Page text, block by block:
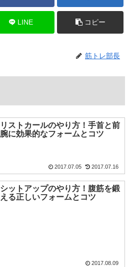
LINE コピー
筋トレ部長
リストカールのやり方！手首と前
腕に効果的なフォームとコツ
2017.07.05 2017.07.16
シットアップのやり方！腹筋を鍛
える正しいフォームとコツ
2017.08.09